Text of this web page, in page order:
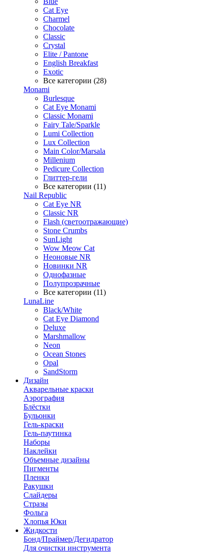
Cat Eye
Charmel
Chocolate
Classic
Crystal
Elite / Pantone
English Breakfast
Exotic
Все категории (28)
Monami
Burlesque
Cat Eye Monami
Classic Monami
Fairy Tale/Sparkle
Lumi Collection
Lux Collection
Main Color/Marsala
Millenium
Pedicure Collection
Глиттер-гели
Все категории (11)
Nail Republic
Cat Eye NR
Classic NR
Flash (светоотражающие)
Stone Crumbs
SunLight
Wow Meow Cat
Неоновые NR
Новинки NR
Однофазные
Полупрозрачные
Все категории (11)
LunaLine
Black/White
Cat Eye Diamond
Deluxe
Marshmallow
Neon
Ocean Stones
Opal
SandStorm
Дизайн
Акварельные краски
Аэрография
Блёстки
Бульонки
Гель-краски
Гель-паутинка
Наборы
Наклейки
Объемные дизайны
Пигменты
Пленки
Ракушки
Слайдеры
Стразы
Фольга
Хлопья Юки
Жидкости
Бонд/Праймер/Дегидратор
Для очистки инструмента